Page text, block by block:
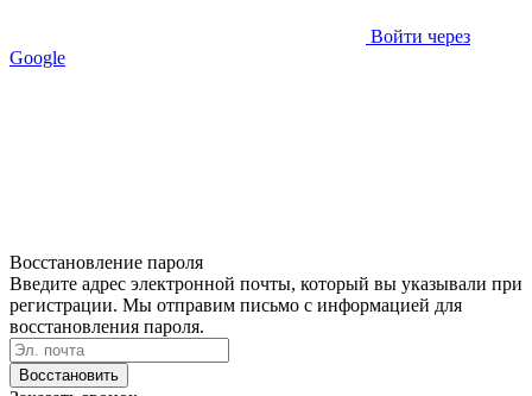
Войти через
Google
Восстановление пароля
Введите адрес электронной почты, который вы указывали при
регистрации. Мы отправим письмо с информацией для
восстановления пароля.
Восстановить